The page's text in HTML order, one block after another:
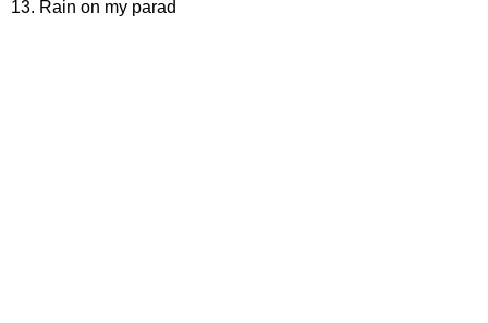
13. Rain on my parad